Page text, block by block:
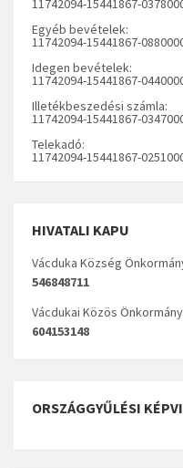
11742094-15441867-
Egyéb bevételek:
11742094-15441867-
Idegen bevételek:
11742094-15441867-
Illetékbeszedési számla:
11742094-15441867-
Telekadó:
11742094-15441867-
HIVATALI KAPU
Vácduka Község
546848711
Vácdukai Közös
604153148
ORSZÁGGYŰLÉSI